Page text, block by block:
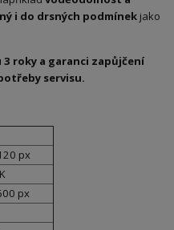
i do drsných podmínek jako
roky a garanci zapůjčení
servisu.
px
px